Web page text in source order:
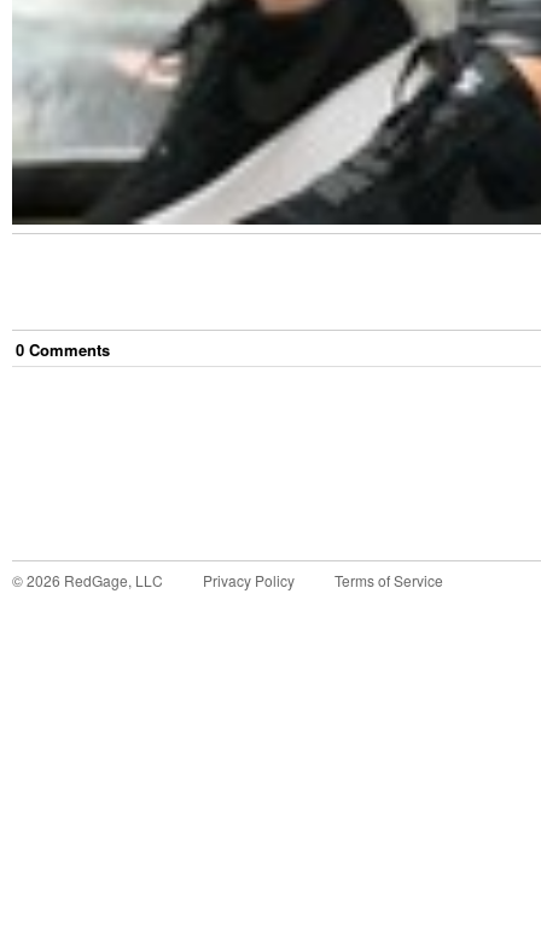
0 Comments
©2026 RedGage, LLC Privacy Policy Terms of Service